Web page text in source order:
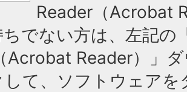
Reader（Acrobat
でない方は、左記の
Acrobat Reader）」
して、ソフトウェア